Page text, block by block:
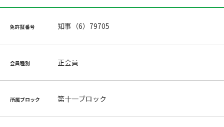
免許証番号 知事（6）79705
会員種別 正会員
所属ブロック 第十一ブロック